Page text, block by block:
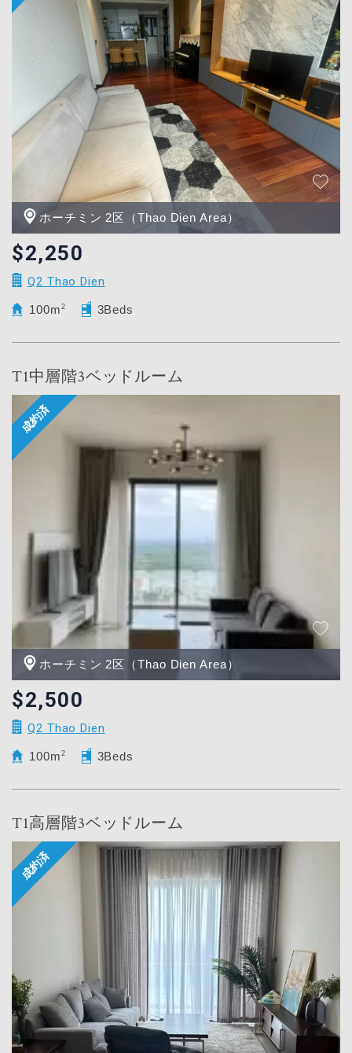
ホーチミン 2区（Thao Dien Area）
$2,250
Q2 Thao Dien
100m 2 3Beds
T1中層階3ベッドルーム
ホーチミン 2区（Thao Dien Area）
$2,500
Q2 Thao Dien
100m 2 3Beds
T1高層階3ベッドルーム